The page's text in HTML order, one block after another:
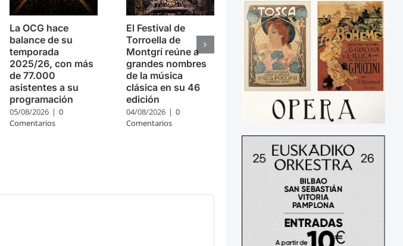
La OCG hace
balance de su
temporada
2025/26, con más
de 77.000
asistentes a su
programación
05/08/2026 | 0
Comentarios
El Festival de
Torroella de
Montgrí reúne a
grandes nombres
de la música
clásica en su 46
edición
04/08/2026 | 0
Comentarios